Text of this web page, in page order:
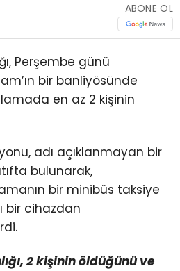
ABONE OL
Perşembe günü
bir banliyösünde
en az 2 kişinin
adı açıklanmayan bir
bulunarak,
bir minibüs taksiye
bir cihazdan
2 kişinin öldüğünü ve